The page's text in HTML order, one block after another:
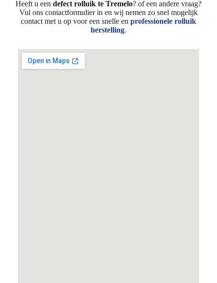
Heeft u een defect rolluik te Tremelo? of een andere vraag?
Vul ons contactformulier in en wij nemen zo snel mogelijk
contact met u op voor een snelle en professionele rolluik
herstelling.